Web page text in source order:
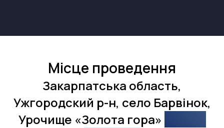
Місце проведення
Закарпатська область,
Ужгородский р-н, село Барвінок,
Урочище «Золота гора»